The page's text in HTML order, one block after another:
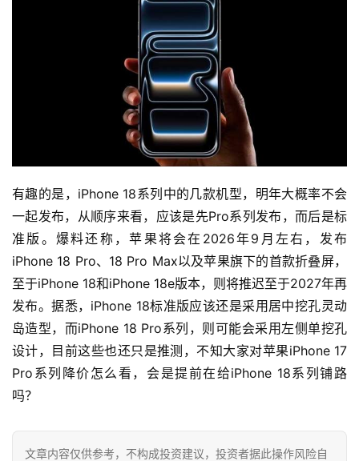
科
技
有趣的是，iPhone 18系列中的几款机型，明年大概率不会
一起发布，从顺序来看，应该是先Pro系列发布，而后是标
准版。爆料还称，苹果将会在2026年9月左右，发布
iPhone 18 Pro、18 Pro Max以及苹果旗下的首款折叠屏，
至于iPhone 18和iPhone 18e版本，则将推迟至于2027年再
发布。据悉，iPhone 18标准版应该还是采用居中挖孔灵动
岛造型，而iPhone 18 Pro系列，则可能会采用左侧单挖孔
设计，目前这些也还只是推测，不知大家对苹果iPhone 17
Pro系列降价怎么看，会是提前在给iPhone 18系列铺路
吗？
文章内容仅供参考，不构成投资建议，投资者据此操作风险自